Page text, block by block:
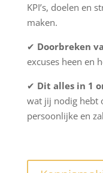
KPI’s, doelen en
maken.
✔ Doorbreken
excuses heen en
✔ Dit alles in 1
wat jij nodig hebt
persoonlijke en